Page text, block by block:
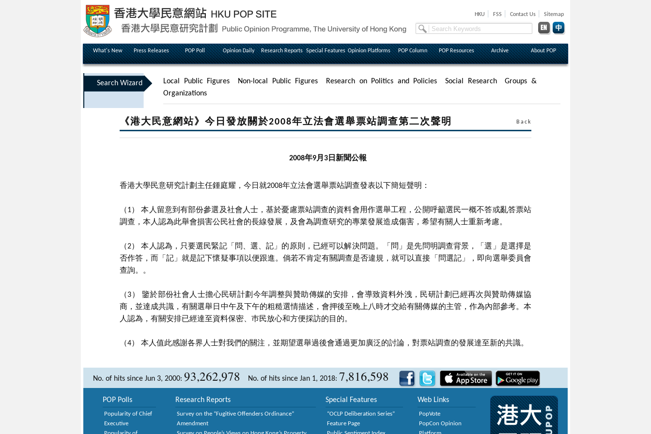
HKU FSS Contact Us Sitemap
What's New Press Releases POP Poll Opinion Daily Research Reports Special Features Opinion Platforms POP Column POP Resources Archive About POP
Search Wizard Local Public Figures Non-local Public Figures Research on Politics and Policies Social Research
Groups &
Organizations
《港大民意網站》今日發放關於2008年立法會選舉票站調查第二次聲明 Back
2008年9月3日新聞公報
香港大學民意研究計劃主任鍾庭耀，今日就2008年立法會選舉票站調查發表以下簡短聲明：
（1） 本人留意到有部份參選及社會人士，基於憂慮票站調查的資料會用作選舉工程，公開呼籲選民一概不答或亂答票站
調查，本人認為此舉會損害公民社會的長線發展，及會為調查研究的專業發展造成傷害，希望有關人士重新考慮。
（2） 本人認為，只要選民緊記「問、選、記」的原則，已經可以解決問題。「問」是先問明調查背景，「選」是選擇是
否作答，而「記」就是記下懷疑事項以便跟進。倘若不肯定有關調查是否違規，就可以直接「問選記」，即向選舉委員會
查詢。。
（3） 鑒於部份社會人士擔心民研計劃今年調整與贊助傳媒的安排，會導致資料外洩，民研計劃已經再次與贊助傳媒協
商，並達成共識，有關選舉日中午及下午的粗糙選情描述，會押後至晚上八時才交給有關傳媒的主管，作為內部參考。本
人認為，有關安排已經達至資料保密、巿民放心和方便採訪的目的。
（4） 本人值此感謝各界人士對我們的關注，並期望選舉過後會通過更加廣泛的討論，對票站調查的發展達至新的共識。
No. of hits since Jun 3, 2000: 93,262,978 No. of hits since Jan 1, 2018: 7,816,598
POP Polls
Popularity of Chief
Executive
Research Reports
Survey on the “Fugitive Offenders Ordinance”
Amendment
Special Features
“OCLP Deliberation Series”
Feature Page
Web Links
PopVote
PopCon Opinion